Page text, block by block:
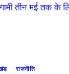
तीन मई तक के
राजनीति